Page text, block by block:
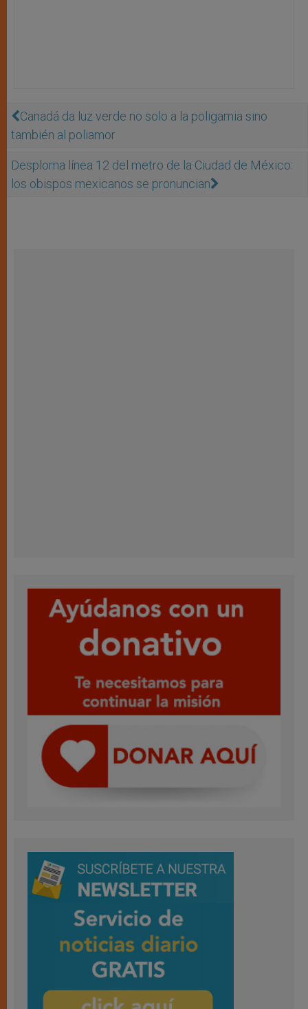
Canadá da luz verde no solo a la poligamia sino
también al poliamor
Desploma línea 12 del metro de la Ciudad de México:
los obispos mexicanos se pronuncian